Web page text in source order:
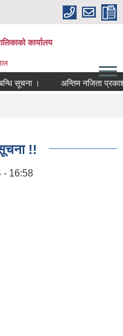
कार्यालय
सूचना । अन्तिम नजिता प्रकाशन
!!
- 16:58